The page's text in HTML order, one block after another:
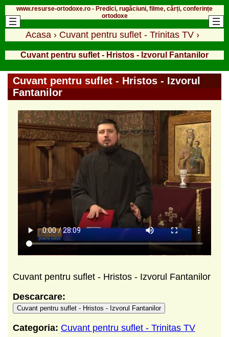
www.resurse-ortodoxe.ro - Predici, rugăciuni, filme, cărți, conferințe
ortodoxe
Acasa › Cuvant pentru suflet - Trinitas TV ›
Cuvant pentru suflet - Hristos - Izvorul Fantanilor
Cuvant pentru suflet - Hristos - Izvorul
Fantanilor
Cuvant pentru suflet - Hristos - Izvorul Fantanilor
Descarcare:
Cuvant pentru suflet - Hristos - Izvorul Fantanilor
Categoria: Cuvant pentru suflet - Trinitas TV